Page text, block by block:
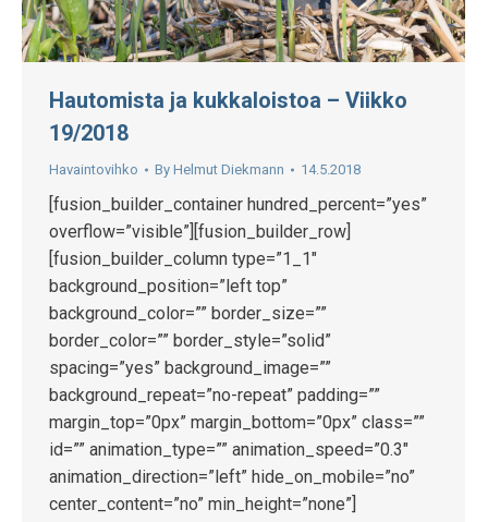
Hautomista ja kukkaloistoa – Viikko
19/2018
Havaintovihko By Helmut Diekmann 14.5.2018
[fusion_builder_container hundred_percent=”yes”
overflow=”visible”][fusion_builder_row]
[fusion_builder_column type=”1_1″
background_position=”left top”
background_color=”” border_size=””
border_color=”” border_style=”solid”
spacing=”yes” background_image=””
background_repeat=”no-repeat” padding=””
margin_top=”0px” margin_bottom=”0px” class=””
id=”” animation_type=”” animation_speed=”0.3″
animation_direction=”left” hide_on_mobile=”no”
center_content=”no” min_height=”none”]